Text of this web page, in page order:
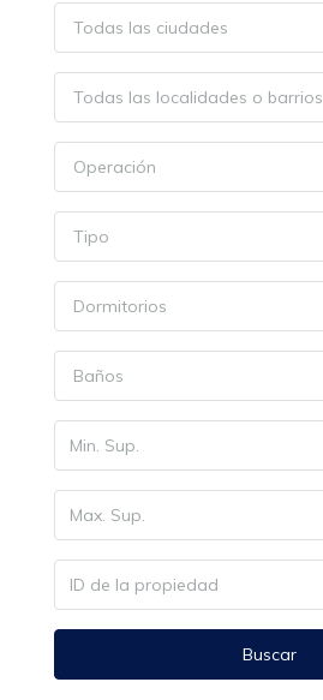
Todas las ciudades
Todas las localidades o barrios
Operación
Tipo
Dormitorios
Baños
Buscar